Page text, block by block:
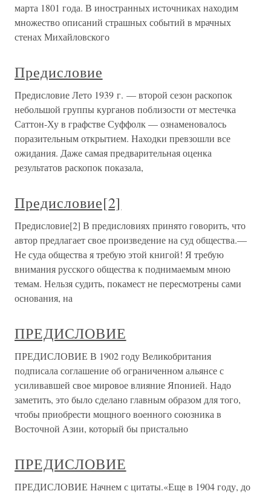
марта 1801 года. В иностранных источниках находим
множество описаний страшных событий в мрачных
стенах Михайловского
Предисловие
Предисловие Лето 1939 г. — второй сезон раскопок
небольшой группы курганов поблизости от местечка
Саттон-Ху в графстве Суффолк — ознаменовалось
поразительным открытием. Находки превзошли все
ожидания. Даже самая предварительная оценка
результатов раскопок показала,
Предисловие[2]
Предисловие[2] В предисловиях принято говорить, что
автор предлагает свое произведение на суд общества.—
Не суда общества я требую этой книгой! Я требую
внимания русского общества к поднимаемым мною
темам. Нельзя судить, покамест не пересмотрены сами
основания, на
ПРЕДИСЛОВИЕ
ПРЕДИСЛОВИЕ В 1902 году Великобритания
подписала соглашение об ограниченном альянсе с
усиливавшей свое мировое влияние Японией. Надо
заметить, это было сделано главным образом для того,
чтобы приобрести мощного военного союзника в
Восточной Азии, который бы пристально
ПРЕДИСЛОВИЕ
ПРЕДИСЛОВИЕ Начнем с цитаты.«Еще в 1904 году, до